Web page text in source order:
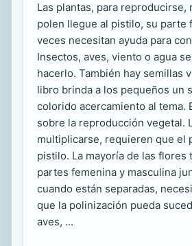
Las plantas, para reproducirse,
polen llegue al pistilo, su parte
veces necesitan ayuda para
Insectos, aves, viento o agua
hacerlo. También hay semillas
libro brinda a los pequeños un
colorido acercamiento al tema.
sobre la reproducción vegetal.
multiplicarse, requieren que el
pistilo. La mayoría de las flores
partes femenina y masculina
cuando están separadas,
que la polinización pueda
aves, ...